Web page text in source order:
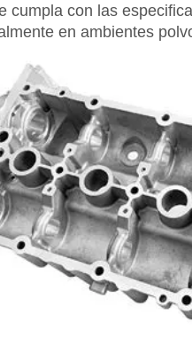
cumpla con las
en ambientes